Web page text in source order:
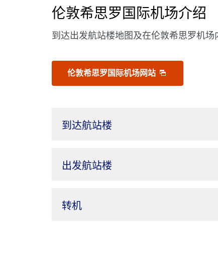
伦敦希思罗国际机场介绍
到达出发航站楼地图及在伦敦希思罗机
伦敦希思罗国际机场网站
到达航站楼
出发航站楼
转机